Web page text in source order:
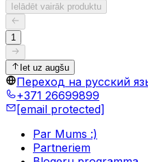
Ielādēt vairāk produktu
1
Iet uz augšu
Переход на русский
+371 26699899
[email protected]
Par Mums :)
Partneriem